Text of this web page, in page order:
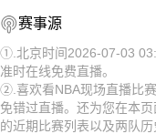
2026-08-17 【
2026-08-17 【
2026-08-17 【
赛事源
①.北京时间2026-07-03
准时在线免费直播。
②.喜欢看NBA现场直播比
免错过直播。还为您在本
的近期比赛列表以及两队历